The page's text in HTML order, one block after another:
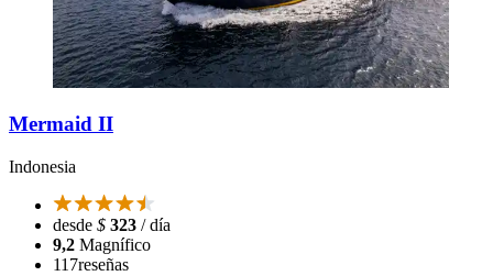
Mermaid II
Indonesia
desde $ 323 / día
9,2 Magnífico
117reseñas